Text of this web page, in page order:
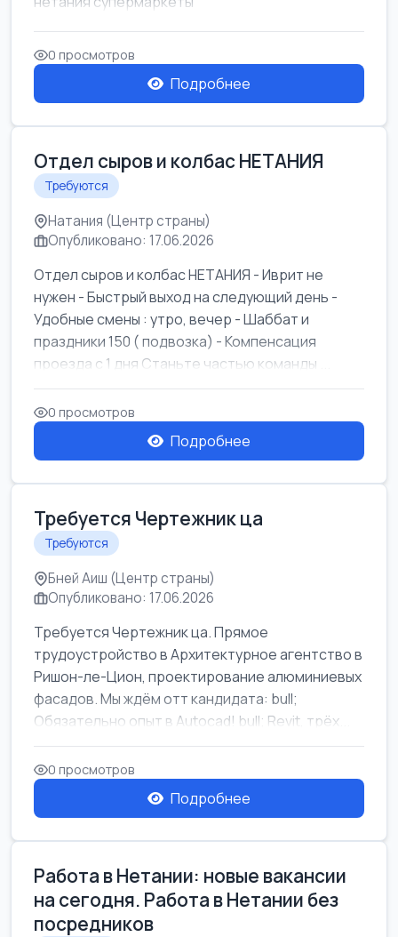
0 просмотров
Подробнее
Отдел сыров и колбас НЕТАНИЯ
Требуются
Натания (Центр страны)
Опубликовано: 17.06.2026
Отдел сыров и колбас НЕТАНИЯ - Иврит не
нужен - Быстрый выход на следующий день -
Удобные смены : утро, вечер - Шаббат и
праздники 150 ( подвозка) - Компенсация
проезда с 1 дня Станьте частью команды ...
0 просмотров
Подробнее
Требуется Чертежник ца
Требуются
Бней Аиш (Центр страны)
Опубликовано: 17.06.2026
Требуется Чертежник ца. Прямое
трудоустройство в Архитектурное агентство в
Ришон-ле-Цион, проектирование алюминиевых
фасадов. Мы ждём отт кандидата: bull;
Обязательно опыт в Autocad! bull; Revit, трёх...
0 просмотров
Подробнее
Работа в Нетании: новые вакансии
на сегодня. Работа в Нетании без
посредников